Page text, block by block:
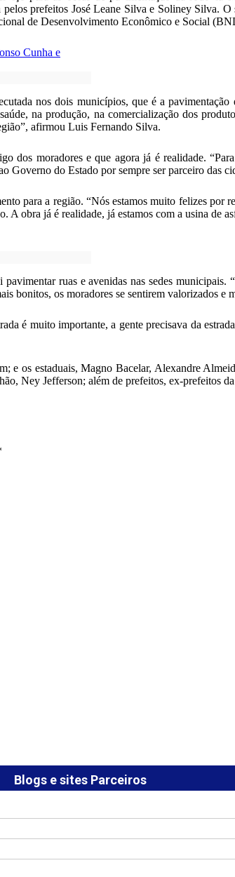
prefeitos José Leane Silva e Soliney Silva.
de Desenvolvimento Econômico e Social
nos dois municípios, que é a
na produção, na comercialização dos
afirmou Luis Fernando Silva.
dos moradores e que agora já é realidade.
Governo do Estado por sempre ser parceiro das
para a região. “Nós estamos muito felizes por
obra já é realidade, já estamos com a usina de
ruas e avenidas nas sedes
bonitos, os moradores se sentirem valorizados e
é muito importante, a gente precisava da
e os estaduais, Magno Bacelar, Alexandre
Ney Jefferson; além de prefeitos, ex-prefeitos da
Blogs e sites Parceiros